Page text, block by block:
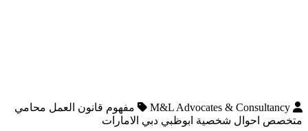
M&L Advocates & Consultancy
مفهوم قانون العمل محامي
متخصص احوال شخصية ابوظبي دبي الامارات